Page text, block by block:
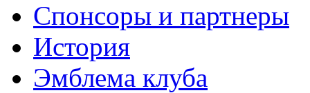
Спонсоры и партнеры
История
Эмблема клуба